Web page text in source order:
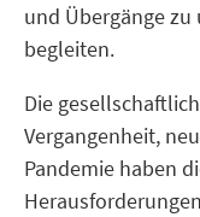
und Übergänge
begleiten.
Die
Vergangenheit,
Pandemie haben